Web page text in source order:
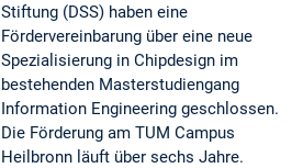
Stiftung (DSS) haben eine
Fördervereinbarung über eine neue
Spezialisierung in Chipdesign im
bestehenden Masterstudiengang
Information Engineering geschlossen.
Die Förderung am TUM Campus
Heilbronn läuft über sechs Jahre.